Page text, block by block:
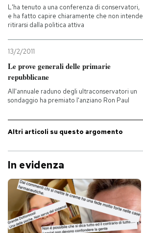
Entra
L'ha tenuto a una conferenza di conservatori,
e ha fatto capire chiaramente che non intende
ritirarsi dalla politica attiva
13/2/2011
Le prove generali delle primarie
repubblicane
All'annuale raduno degli ultraconservatori un
sondaggio ha premiato l'anziano Ron Paul
Altri articoli su questo argomento
In evidenza